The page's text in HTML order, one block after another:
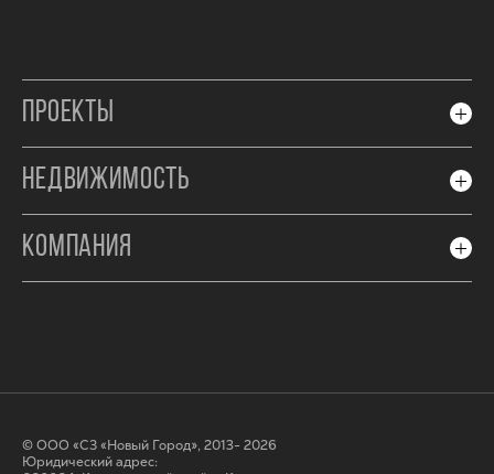
ПРОЕКТЫ
НЕДВИЖИМОСТЬ
КОМПАНИЯ
© ООО «СЗ «Новый Город», 2013- 2026
Юридический адрес: